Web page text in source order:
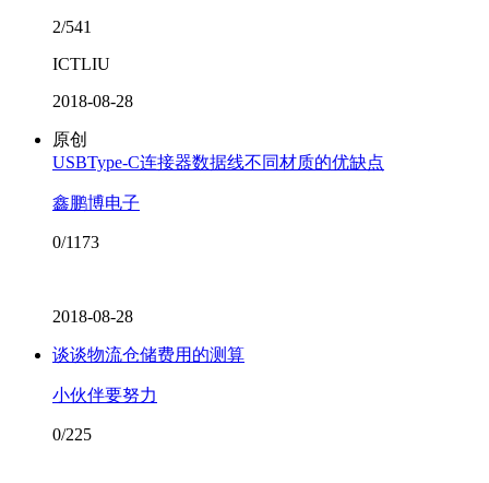
2/541
ICTLIU
2018-08-28
原创
USBType-C连接器数据线不同材质的优缺点
鑫鹏博电子
0/1173
2018-08-28
谈谈物流仓储费用的测算
小伙伴要努力
0/225